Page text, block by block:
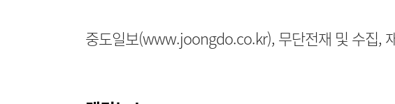
중도일보(www.joongdo.co.kr), 무단전재 및 수집,